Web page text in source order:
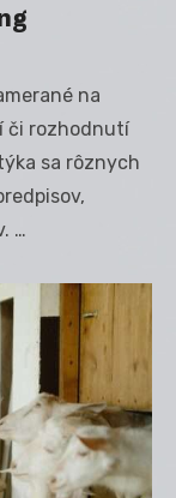
na
či rozhodnutí
sa rôznych
…